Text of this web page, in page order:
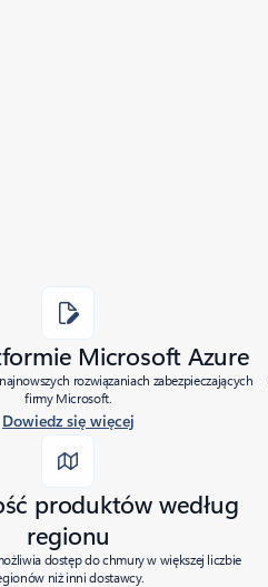
Microsoft Azure
rozwiązaniach zabezpieczających
firmy Microsoft.
Dowiedz się więcej
produktów według
regionu
dostęp do chmury w większej liczbie
niż inni dostawcy.